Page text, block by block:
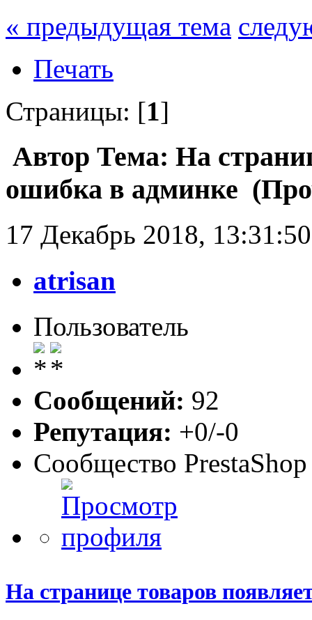
« предыдущая тема
Печать
Страницы: [1]
Автор Тема: На
ошибка в админке
17 Декабрь 2018, 13:31:50
atrisan
Пользователь
Сообщений: 92
Репутация: +0/-0
Сообщество PrestaShop
На странице товаров